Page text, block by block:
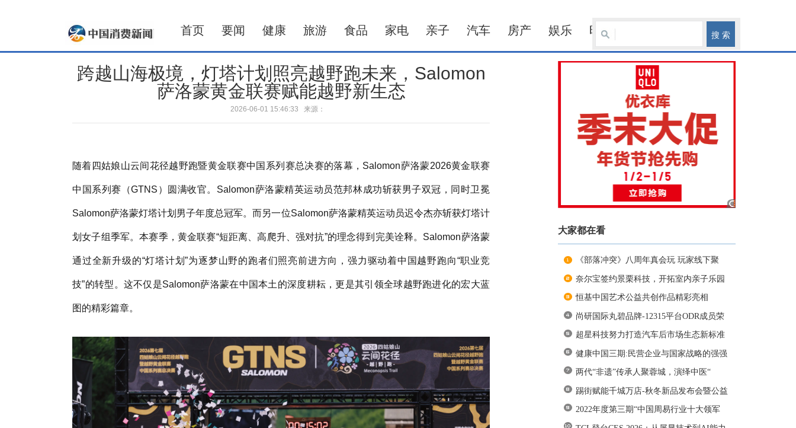
首页 要闻 健康 旅游 食品 家电 亲子 汽车 房产 娱乐 时尚
跨越山海极境，灯塔计划照亮越野跑未来，Salomon
萨洛蒙黄金联赛赋能越野新生态
2026-06-01 15:46:33 来源：
随着四姑娘山云间花径越野跑暨黄金联赛中国系列赛总决赛的落幕，Salomon萨洛蒙2026黄金联赛
中国系列赛（GTNS）圆满收官。Salomon萨洛蒙精英运动员范邦林成功斩获男子双冠，同时卫冕
Salomon萨洛蒙灯塔计划男子年度总冠军。而另一位Salomon萨洛蒙精英运动员迟令杰亦斩获灯塔计
划女子组季军。本赛季，黄金联赛“短距离、高爬升、强对抗”的理念得到完美诠释。Salomon萨洛蒙
通过全新升级的“灯塔计划”为逐梦山野的跑者们照亮前进方向，强力驱动着中国越野跑向“职业竞
技”的转型。这不仅是Salomon萨洛蒙在中国本土的深度耕耘，更是其引领全球越野跑进化的宏大蓝
图的精彩篇章。
大家都在看
《部落冲突》八周年真会玩 玩家线下聚
奈尔宝签约景栗科技，开拓室内亲子乐园
恒基中国艺术公益共创作品精彩亮相
尚研国际丸碧品牌-12315平台ODR成员荣
获
超星科技努力打造汽车后市场生态新标准
健康中国三期:民营企业与国家战略的强强
两代“非遗”传承人聚蓉城，演绎中医“
踢街赋能千城万店-秋冬新品发布会暨公益
2022年度第三期“中国周易行业十大领军